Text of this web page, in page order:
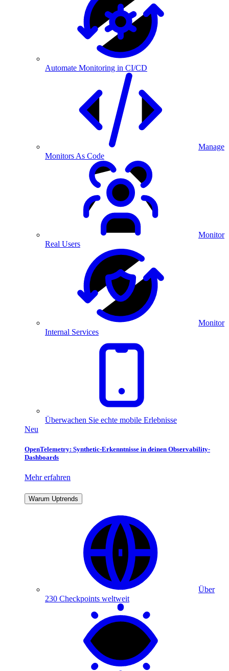
Automate Monitoring in CI/CD
Manage
Monitors As Code
Monitor
Real Users
Monitor
Internal Services
Überwachen Sie echte mobile Erlebnisse
Neu
OpenTelemetry: Synthetic-Erkenntnisse in deinen Observability-
Dashboards
Mehr erfahren
Warum Uptrends
Über
230 Checkpoints weltweit